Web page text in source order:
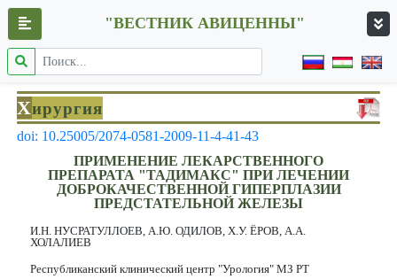
"ВЕСТНИК АВИЦЕННЫ"
Хирургия
doi: 10.25005/2074-0581-2009-11-4-41-43
ПРИМЕНЕНИЕ ЛЕКАРСТВЕННОГО
ПРЕПАРАТА "ТАДИМАКС" ПРИ ЛЕЧЕНИИ
ДОБРОКАЧЕСТВЕННОЙ ГИПЕРПЛАЗИИ
ПРЕДСТАТЕЛЬНОЙ ЖЕЛЕЗЫ
И.Н. НУСРАТУЛЛОЕВ, А.Ю. ОДИЛОВ, Х.У. ЁРОВ, А.А.
ХОЛАЛИЕВ
Республиканский клинический центр "Урология" МЗ РТ